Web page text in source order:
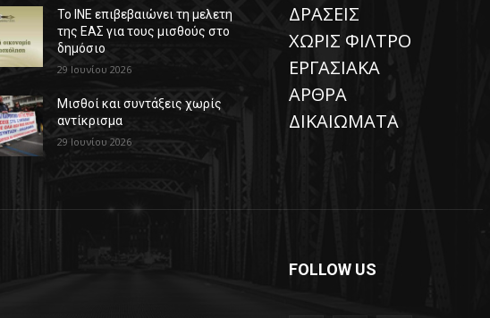
Το ΙΝΕ επιβεβαιώνει τη μελετη
της ΕΑΣ για τους μισθούς στο
δημόσιο
29 Ιουνίου 2026
Μισθοί και συντάξεις χωρίς
αντίκρισμα
29 Ιουνίου 2026
ΔΡΑΣΕΙΣ
ΧΩΡΙΣ ΦΙΛΤΡΟ
ΕΡΓΑΣΙΑΚΑ
ΑΡΘΡΑ
ΔΙΚΑΙΩΜΑΤΑ
FOLLOW US